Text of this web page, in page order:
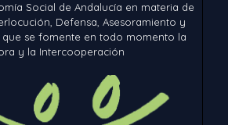
Social de Andalucía en materia de
Defensa, Asesoramiento y
se fomente en todo momento la
y la Intercooperación